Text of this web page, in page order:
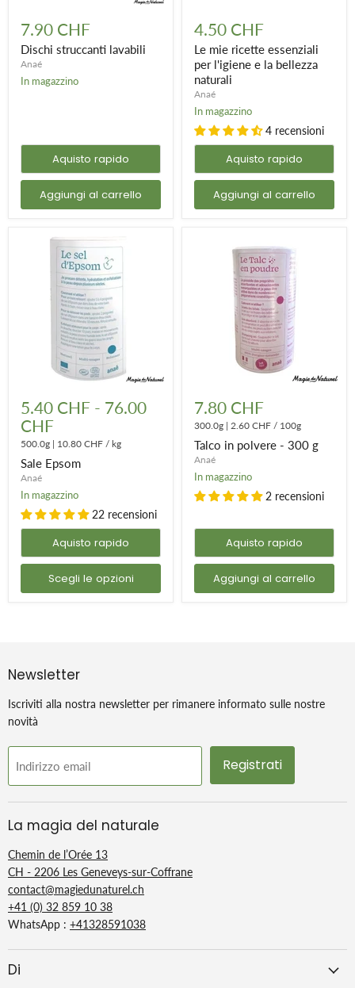
struccanti
lavabili
7.90 CHF
Dischi struccanti lavabili
Anaé
In magazzino
Aquisto rapido
Aggiungi al carrello
mie
ricette
essenziali
per
l'igiene
e
la
bellezza
naturali
4.50 CHF
Le mie ricette essenziali
per l'igiene e la bellezza
naturali
Anaé
In magazzino
4 recensioni
Aquisto rapido
Aggiungi al carrello
Epsom
5.40 CHF - 76.00
CHF
500.0g | 10.80 CHF / kg
Sale Epsom
Anaé
In magazzino
22 recensioni
Aquisto rapido
Scegli le opzioni
in
polvere
300
7.80 CHF
300.0g | 2.60 CHF / 100g
Talco in polvere - 300 g
Anaé
In magazzino
2 recensioni
Aquisto rapido
Aggiungi al carrello
Newsletter
Iscriviti alla nostra newsletter per rimanere informato sulle nostre
novità
Indirizzo email Registrati
La magia del naturale
Chemin de l’Orée 13
CH - 2206 Les Geneveys-sur-Coffrane
contact@magiedunaturel.ch
+41 (0) 32 859 10 38
WhatsApp : +41328591038
Di